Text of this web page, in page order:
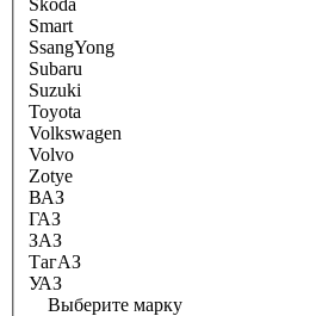
Smart
SsangYong
Subaru
Suzuki
Toyota
Volkswagen
Volvo
Zotye
ВАЗ
ГАЗ
ЗАЗ
ТагАЗ
УАЗ
Выберите марку